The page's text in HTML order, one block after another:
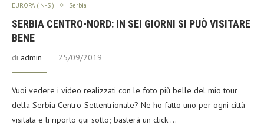
EUROPA ( N-S ) Serbia
SERBIA CENTRO-NORD: IN SEI GIORNI SI PUÒ VISITARE
BENE
di admin 25/09/2019
Vuoi vedere i video realizzati con le foto più belle del mio tour
della Serbia Centro-Settentrionale? Ne ho fatto uno per ogni città
visitata e li riporto qui sotto; basterà un click …